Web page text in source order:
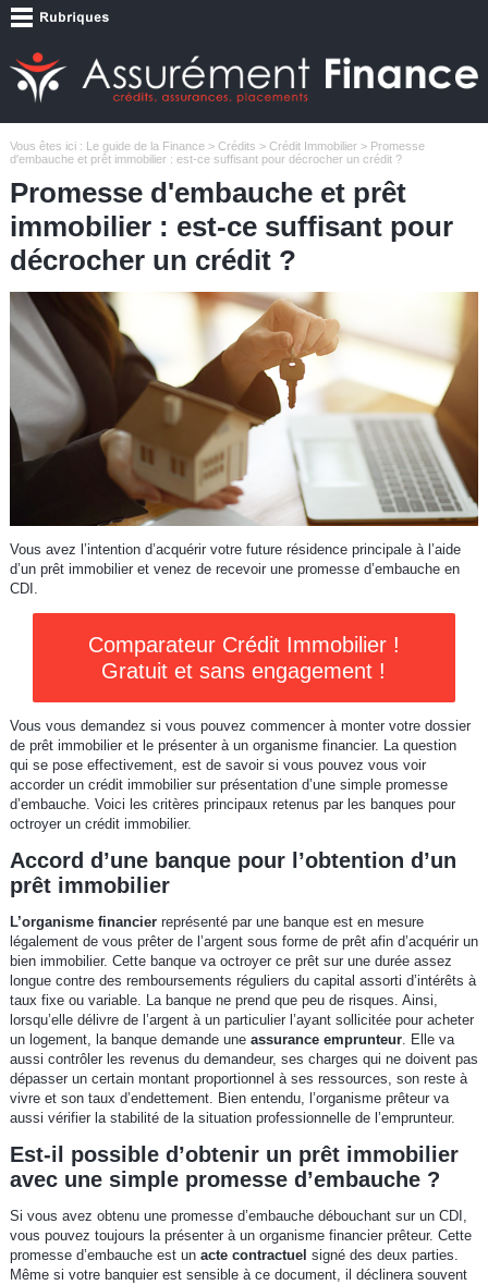
Vous êtes ici : Le guide de la Finance> Crédits > Crédit Immobilier> Promesse
d'embauche et prêt immobilier : est-ce suffisant pour décrocher un crédit ?
Promesse d'embauche et prêt
immobilier : est-ce suffisant pour
décrocher un crédit ?
Vous avez l’intention d’acquérir votre future résidence principale à l’aide
d’un prêt immobilier et venez de recevoir une promesse d’embauche en
CDI.
Comparateur Crédit Immobilier !
Gratuit et sans engagement !
Vous vous demandez si vous pouvez commencer à monter votre dossier
de prêt immobilier et le présenter à un organisme financier. La question
qui se pose effectivement, est de savoir si vous pouvez vous voir
accorder un crédit immobilier sur présentation d’une simple promesse
d’embauche. Voici les critères principaux retenus par les banques pour
octroyer un crédit immobilier.
Accord d’une banque pour l’obtention d’un
prêt immobilier
L’organisme financierreprésenté par une banque est en mesure
légalement de vous prêter de l’argent sous forme de prêt afin d’acquérir un
bien immobilier. Cette banque va octroyer ce prêt sur une durée assez
longue contre des remboursements réguliers du capital assorti d’intérêts à
taux fixe ou variable. La banque ne prend que peu de risques. Ainsi,
lorsqu’elle délivre de l’argent à un particulier l’ayant sollicitée pour acheter
un logement, la banque demande une assurance emprunteur. Elle va
aussi contrôler les revenus du demandeur, ses charges qui ne doivent pas
dépasser un certain montant proportionnel à ses ressources, son reste à
vivre et son taux d’endettement. Bien entendu, l’organisme prêteur va
aussi vérifier la stabilité de la situation professionnelle de l’emprunteur.
Est-il possible d’obtenir un prêt immobilier
avec une simple promesse d’embauche ?
Si vous avez obtenu une promesse d’embauche débouchant sur un CDI,
vous pouvez toujours la présenter à un organisme financier prêteur. Cette
promesse d’embauche est un acte contractuel signé des deux parties.
Même si votre banquier est sensible à ce document, il déclinera souvent